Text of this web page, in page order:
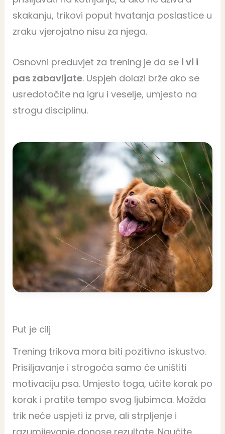
skakanju, trikovi poput hvatanja poslastice u
zraku vjerojatno nisu za njega.
Osnovni preduvjet za trening je da se i vi i
pas zabavljate. Uspjeh dolazi brže ako se
usredotočite na igru i veselje, umjesto na
strogu disciplinu.
Put je cilj
Trening trikova mora biti pozitivno iskustvo.
Prisiljavanje i strogoća samo će uništiti
motivaciju psa. Umjesto toga, učite korak po
korak i pratite tempo svog ljubimca. Možda
trik neće uspjeti iz prve, ali strpljenje i